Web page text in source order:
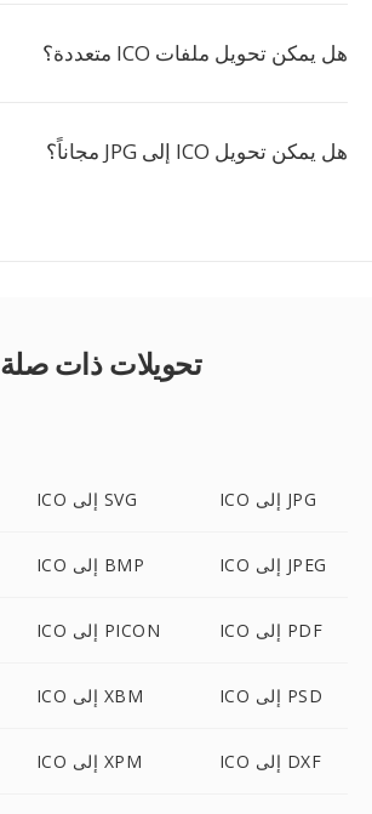
هل يمكن تحويل ملفات ICO متعددة؟
هل يمكن تحويل ICO إلى JPG مجاناً؟
تحويلات ذات صلة
ICO إلى SVG ICO إلى JPG
ICO إلى BMP ICO إلى JPEG
ICO إلى PICON ICO إلى PDF
ICO إلى XBM ICO إلى PSD
ICO إلى XPM ICO إلى DXF